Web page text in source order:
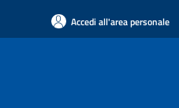
Accedi all'area personale